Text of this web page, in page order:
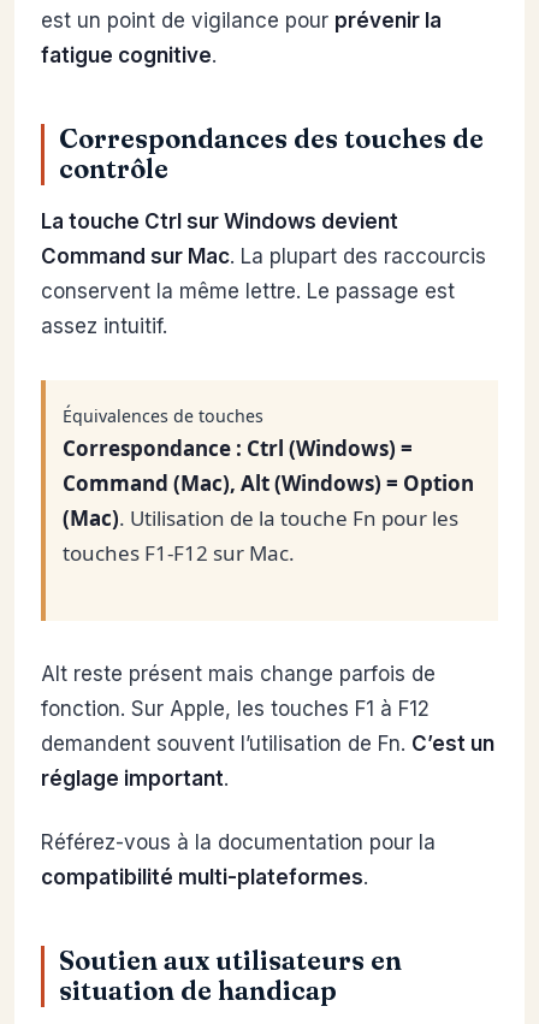
est un point de vigilance pour prévenir la
fatigue cognitive.
Correspondances des touches de
contrôle
La touche Ctrl sur Windows devient
Command sur Mac. La plupart des raccourcis
conservent la même lettre. Le passage est
assez intuitif.
Équivalences de touches
Correspondance : Ctrl (Windows) =
Command (Mac), Alt (Windows) = Option
(Mac). Utilisation de la touche Fn pour les
touches F1-F12 sur Mac.
Alt reste présent mais change parfois de
fonction. Sur Apple, les touches F1 à F12
demandent souvent l’utilisation de Fn. C’est un
réglage important.
Référez-vous à la documentation pour la
compatibilité multi-plateformes.
Soutien aux utilisateurs en
situation de handicap